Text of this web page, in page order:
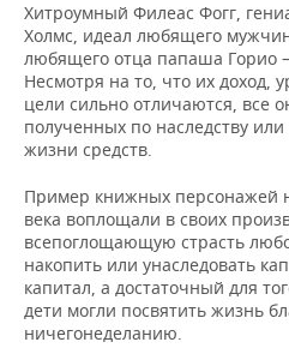
Хитроумный Филеас Фогг,
Холмс, идеал любящего
любящего отца папаша Горио
Несмотря на то, что их доход,
цели сильно отличаются, все
полученных по наследству
жизни средств.
Пример книжных персонажей
века воплощали в своих
всепоглощающую страсть
накопить или унаследовать
капитал, а достаточный для
дети могли посвятить жизнь
ничегонеделанию.